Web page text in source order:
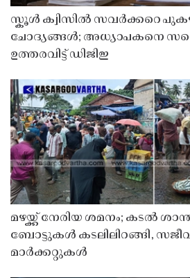
സ്കൂൾ ക്വിസിൽ സവർക്കറെ
ചോദ്യങ്ങൾ; അധ്യാപകനെ
ഉത്തരവിട്ട് ഡിജിഇ
മഴയ്ക്ക് നേരിയ ശമനം; കടൽ
ബോട്ടുകൾ കടലിലിറങ്ങി,
മാർക്കറ്റുകൾ